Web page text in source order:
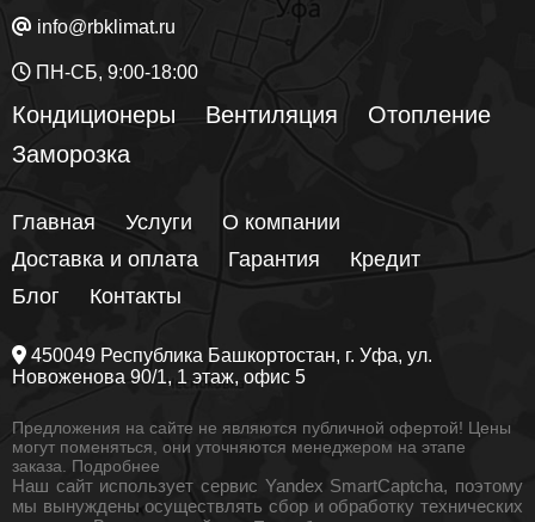
info@rbklimat.ru
ПН-СБ, 9:00-18:00
Кондиционеры Вентиляция
Отопление
Заморозка
Главная Услуги
О компании
Доставка и оплата
Гарантия
Кредит
Блог
Контакты
450049 Республика Башкортостан, г. Уфа, ул.
Новоженова 90/1, 1 этаж, офис 5
Предложения на сайте не являются публичной офертой! Цены
могут поменяться, они уточняются менеджером на этапе
заказа. Подробнее
Наш сайт использует сервис Yandex SmartCaptcha, поэтому
мы вынуждены осуществлять сбор и обработку технических